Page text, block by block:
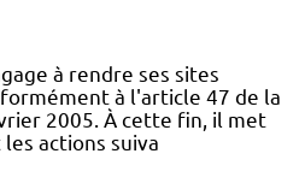
à rendre ses sites
à l'article 47 de la
2005. À cette fin, il met
actions suiva